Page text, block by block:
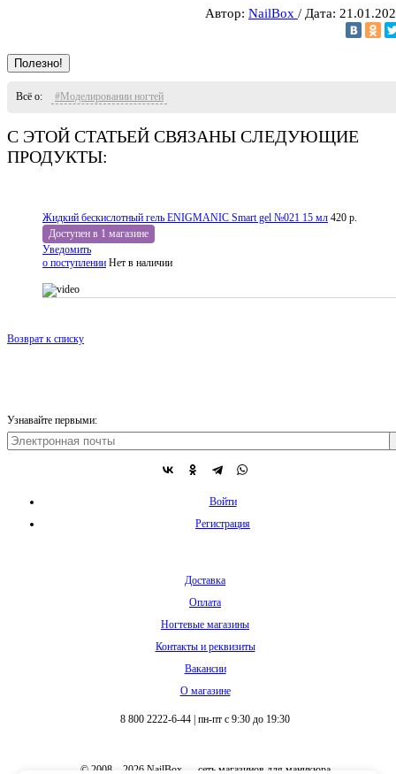
Автор: NailBox / Дата:
Полезно!
Всё о: #Моделировании ногтей
С ЭТОЙ СТАТЬЕЙ СВЯЗАНЫ СЛЕДУЮЩИЕ
ПРОДУКТЫ:
Жидкий бескислотный гель ENIGMANIC Smart gel №021 15 мл 420 р.
Доступен в 1 магазине
Уведомить
о поступлении Нет в наличии
Возврат к списку
Узнавайте первыми:
Войти
Регистрация
Доставка
Оплата
Ногтевые магазины
Контакты и реквизиты
Вакансии
О магазине
8 800 2222-6-44 | пн-пт с 9:30 до 19:30
© 2008 – 2026 NailBox — сеть магазинов для маникюра